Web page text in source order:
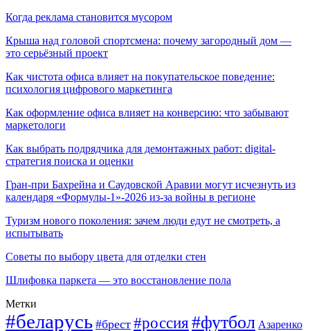
Когда реклама становится мусором
Крыша над головой спортсмена: почему загородный дом —
это серьёзный проект
Как чистота офиса влияет на покупательское поведение:
психология цифрового маркетинга
Как оформление офиса влияет на конверсию: что забывают
маркетологи
Как выбрать подрядчика для демонтажных работ: digital-
стратегия поиска и оценки
Гран-при Бахрейна и Саудовской Аравии могут исчезнуть из
календаря «Формулы-1»-2026 из-за войны в регионе
Туризм нового поколения: зачем люди едут не смотреть, а
испытывать
Советы по выбору цвета для отделки стен
Шлифовка паркета — это восстановление пола
Метки
#беларусь #брест #россия#футбол Азаренко